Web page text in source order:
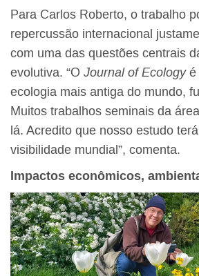
Para Carlos Roberto, o trabalho
repercussão internacional
com uma das questões centrais
evolutiva. “O Journal of Ecologyé
ecologia mais antiga do mundo,
Muitos trabalhos seminais da
lá. Acredito que nosso estudo
visibilidade mundial”, comenta.
Impactos econômicos,